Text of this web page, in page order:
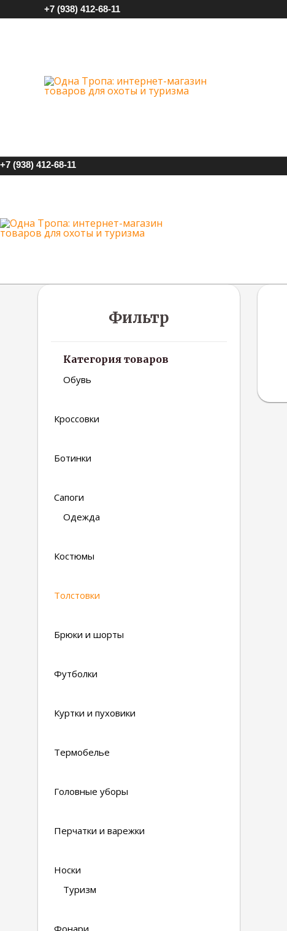
+7 (938) 412-68-11
+7 (938) 412-68-11
Фильтр
Категория товаров
Обувь
Кроссовки
Ботинки
Сапоги
Одежда
Костюмы
Толстовки
Брюки и шорты
Футболки
Куртки и пуховики
Термобелье
Головные уборы
Перчатки и варежки
Носки
Туризм
Фонари